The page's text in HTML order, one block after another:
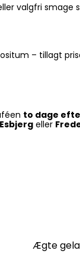
valgfri
– tillagt
to dage
Esbjerg eller
Ægte